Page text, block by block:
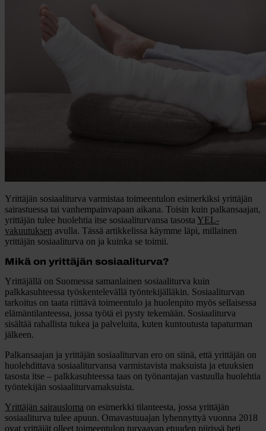
Yrittäjän sosiaaliturva varmistaa toimeentulon esimerkiksi yrittäjän
sairastuessa tai vanhempainvapaan aikana. Toisin kuin palkansaajan,
yrittäjän tulee huolehtia itse sosiaaliturvansa tasosta YEL-
vakuutuksen avulla. Tässä artikkelissa käymme läpi, millainen
yrittäjän sosiaaliturva on ja kuinka se toimii.
Mikä on yrittäjän sosiaaliturva?
Yrittäjällä on Suomessa samanlainen sosiaaliturva kuin
palkkasuhteessa työskentelevällä työntekijälläkin. Sosiaaliturvan
tarkoitus on taata riittävä toimeentulo ja huolenpito myös sellaisessa
elämäntilanteessa, jossa työtä ei pysty tekemään. Sosiaaliturva
sisältää rahallista tukea ja palveluita, kuten kuntoutusta tapaturman
jälkeen.
Palkansaajan ja yrittäjän sosiaaliturvan ero on siinä, että yrittäjän on
huolehdittava sosiaaliturvansa varmistavista maksuista ja etuuksien
tasosta itse – palkkasuhteessa taas on työnantajan vastuulla huolehtia
työntekijän sosiaaliturvamaksuista.
Yrittäjän sairausloma on esimerkki tilanteesta, jossa yrittäjän
sosiaaliturva tulee apuun. Omavastuuajan lyhennyttyä vuonna 2018
ovat yrittäjät olleet toimeentulon turvaavan etuuden piirissä heti